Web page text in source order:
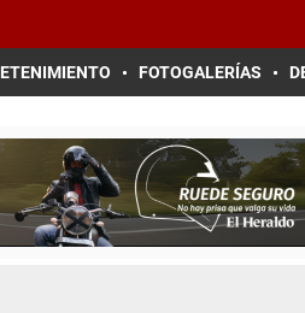
FOTOGALERÍAS